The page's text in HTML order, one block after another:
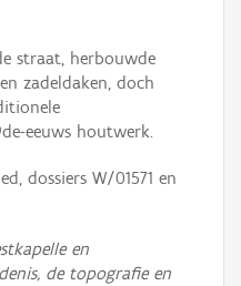
straat, herbouwde
zadeldaken, doch
eeuws houtwerk.
dossiers W/01571 en
en
de topografie en